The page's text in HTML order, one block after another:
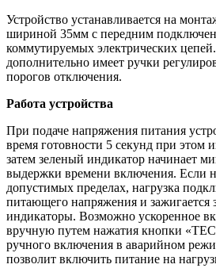
Устройство устанавливается на
шириной 35мм с передним
коммутируемых электрических
дополнительно имеет ручки
порогов отключения.
Работа устройства
При подаче напряжения питания
время готовности 5 секунд при этом
затем зеленый индикатор начинает
выдержки времени включения. Если
допустимых пределах, нагрузка
питающего напряжения и зажигается
индикаторы. Возможно ускоренное
вручную путем нажатия кнопки
ручного включения в аварийном
позволит включить питание на